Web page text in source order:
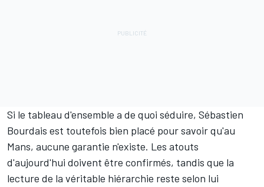
Si le tableau d'ensemble a de quoi séduire, Sébastien
Bourdais est toutefois bien placé pour savoir qu'au
Mans, aucune garantie n'existe. Les atouts
d'aujourd'hui doivent être confirmés, tandis que la
lecture de la véritable hiérarchie reste selon lui